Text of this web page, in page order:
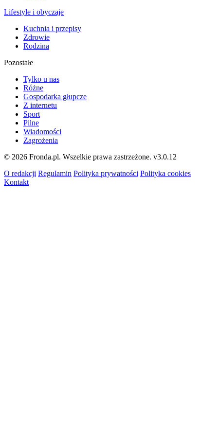
Lifestyle i obyczaje
Kuchnia i przepisy
Zdrowie
Rodzina
Pozostałe
Tylko u nas
Różne
Gospodarka głupcze
Z internetu
Sport
Pilne
Wiadomości
Zagrożenia
© 2026 Fronda.pl. Wszelkie prawa zastrzeżone. v3.0.12
O redakcji Regulamin Polityka prywatności Polityka cookies
Kontakt